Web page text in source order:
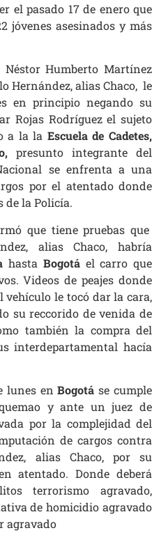
el pasado 17 de enero que
jóvenes asesinados y más
Humberto Martínez
Hernández, alias Chaco, le
en principio negando su
Rojas Rodríguez el sujeto
a la la Escuela de Cadetes,
presunto integrante del
se enfrenta a una
por el atentado donde
de la Policía.
que tiene pruebas que
alias Chaco, habría
hasta Bogotáel carro que
Videos de peajes donde
vehículo le tocó dar la cara,
su reccorido de venida de
también la compra del
interdepartamental hacía
lunes enBogotá se cumple
y ante un juez de
por la complejidad del
de cargos contra
alias Chaco, por su
atentado. Donde deberá
terrorismo agravado,
de homicidio agravado
agravado